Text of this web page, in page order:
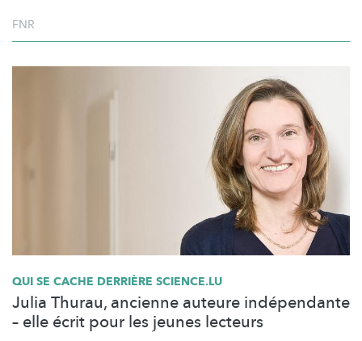
FNR
QUI SE CACHE DERRIÈRE SCIENCE.LU
Julia Thurau, ancienne auteure indépendante
– elle écrit pour les jeunes lecteurs